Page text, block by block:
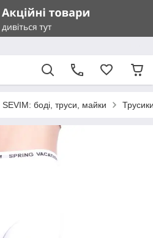
SEVIM: боді, труси, майки